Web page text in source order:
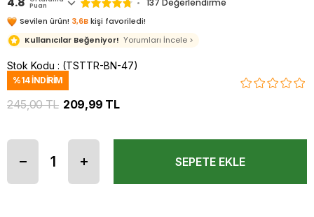
Puan 137 Değerlendirme
Sevilen ürün! 3,6Bkişi favoriledi!
Kullanıcılar Beğeniyor! Yorumları İncele >
Stok Kodu (TSTTR-BN-47)
%14İNDIRIM
245,00 TL 209,99 TL